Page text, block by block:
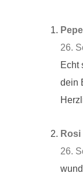
26.
Echt
dein
Rosi
26.